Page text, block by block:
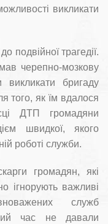
викликати
подвійної трагедії.
черепно-мозкову
бригаду
того, як їм вдалося
ДТП громадяни
швидкої, якого
роботі служби.
громадян, які
ігнорують важливі
служб
час не давали